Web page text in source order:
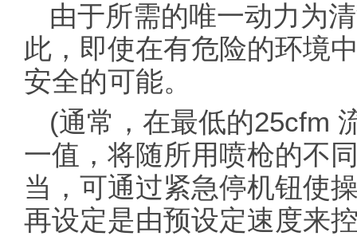
由于所需的唯一动力为
此，即使在有危险的环境
安全的可能。
(通常，在最低的25cfm
一值，将随所用喷枪的不
当，可通过紧急停机钮使
再设定是由预设定速度来